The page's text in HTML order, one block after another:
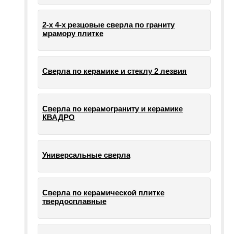
2-х 4-х резцовые сверла по граниту
мрамору плитке
Сверла по керамике и стеклу 2 лезвия
Сверла по керамограниту и керамике
КВАДРО
Универсальные сверла
Сверла по керамической плитке
твердосплавные